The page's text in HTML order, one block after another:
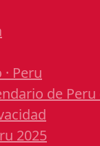
Peru
de
2025